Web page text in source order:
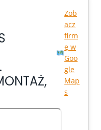
Zob
acz
firm
ę w
Goo
gle
Map
s